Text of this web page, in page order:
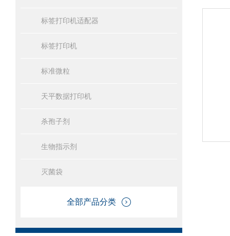
标签打印机适配器
标签打印机
标准微粒
天平数据打印机
杀孢子剂
生物指示剂
灭菌袋
全部产品分类